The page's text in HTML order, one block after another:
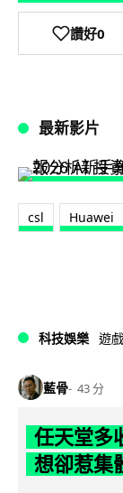
讚好0
最新影片
csl Huawei
科技娛樂 遊
藍骨 43 分
任天堂多
想卻惹集